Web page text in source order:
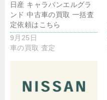
日産 キャラバンエルグラ
ンド 中古車の買取 一括査
定依頼はこちら
9月25日
車の買取 査定